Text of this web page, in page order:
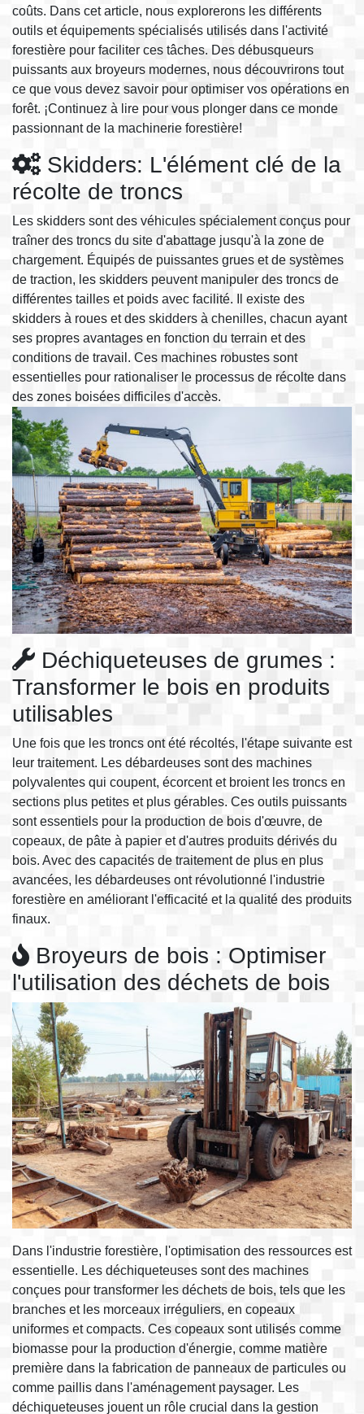
coûts. Dans cet article, nous explorerons les différents
outils et équipements spécialisés utilisés dans l'activité
forestière pour faciliter ces tâches. Des débusqueurs
puissants aux broyeurs modernes, nous découvrirons tout
ce que vous devez savoir pour optimiser vos opérations en
forêt. ¡Continuez à lire pour vous plonger dans ce monde
passionnant de la machinerie forestière!
Skidders: L'élément clé de la
récolte de troncs
Les skidders sont des véhicules spécialement conçus pour
traîner des troncs du site d'abattage jusqu'à la zone de
chargement. Équipés de puissantes grues et de systèmes
de traction, les skidders peuvent manipuler des troncs de
différentes tailles et poids avec facilité. Il existe des
skidders à roues et des skidders à chenilles, chacun ayant
ses propres avantages en fonction du terrain et des
conditions de travail. Ces machines robustes sont
essentielles pour rationaliser le processus de récolte dans
des zones boisées difficiles d'accès.
Déchiqueteuses de grumes :
Transformer le bois en produits
utilisables
Une fois que les troncs ont été récoltés, l'étape suivante est
leur traitement. Les débardeuses sont des machines
polyvalentes qui coupent, écorcent et broient les troncs en
sections plus petites et plus gérables. Ces outils puissants
sont essentiels pour la production de bois d'œuvre, de
copeaux, de pâte à papier et d'autres produits dérivés du
bois. Avec des capacités de traitement de plus en plus
avancées, les débardeuses ont révolutionné l'industrie
forestière en améliorant l'efficacité et la qualité des produits
finaux.
Broyeurs de bois : Optimiser
l'utilisation des déchets de bois
Dans l'industrie forestière, l'optimisation des ressources est
essentielle. Les déchiqueteuses sont des machines
conçues pour transformer les déchets de bois, tels que les
branches et les morceaux irréguliers, en copeaux
uniformes et compacts. Ces copeaux sont utilisés comme
biomasse pour la production d'énergie, comme matière
première dans la fabrication de panneaux de particules ou
comme paillis dans l'aménagement paysager. Les
déchiqueteuses jouent un rôle crucial dans la gestion